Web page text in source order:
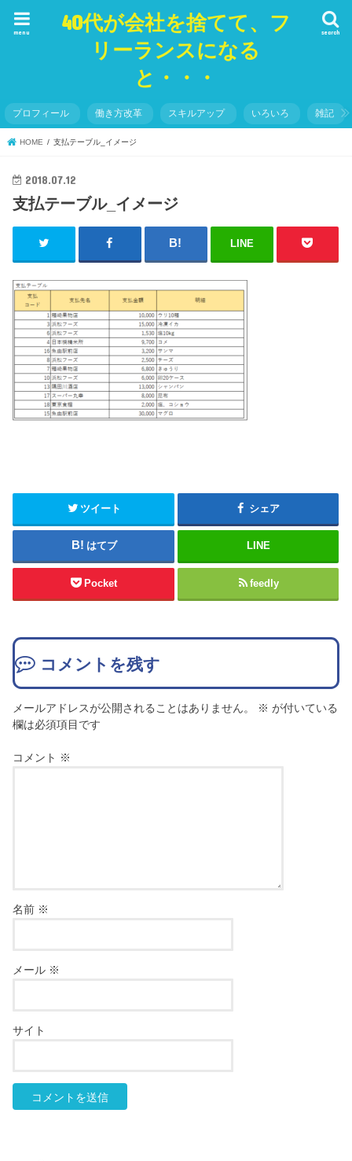
40代が会社を捨てて、フ
リーランスになる
と・・・
search
menu
プロフィール 働き方改革 スキルアップ いろいろ 雑記
HOME 支払テーブル_イメージ
2018.07.12
支払テーブル_イメージ
LINE
ツイート シェア
はてブ LINE
Pocket feedly
コメントを残す
メールアドレスが公開されることはありません。 ※ が付いている
欄は必須項目です
コメント ※
名前 ※
メール ※
サイト